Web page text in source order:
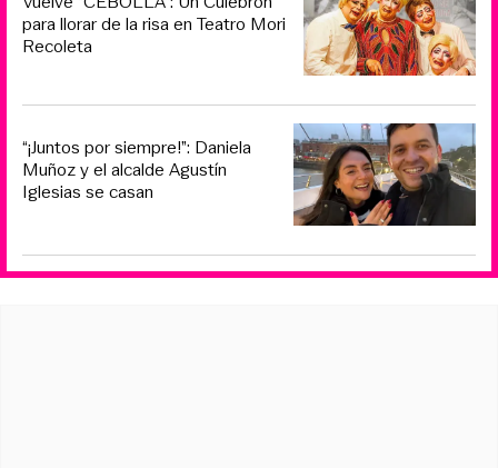
para llorar de la risa en Teatro Mori
Recoleta
“¡Juntos por siempre!”: Daniela
Muñoz y el alcalde Agustín
Iglesias se casan